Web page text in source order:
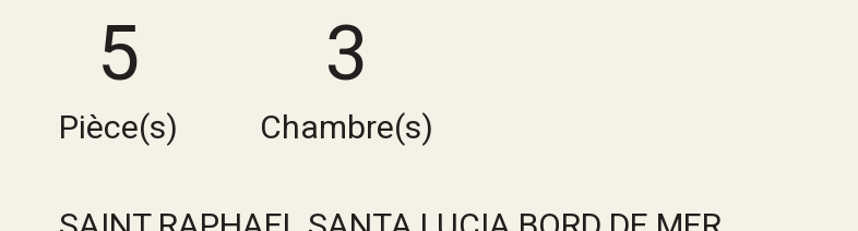
5
Pièce(s)
3
Chambre(s)